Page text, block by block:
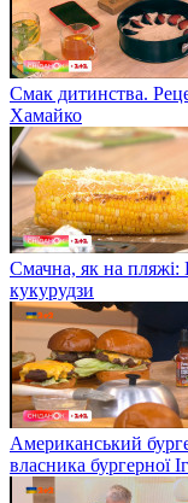
Смак дитинства.
Хамайко
Смачна, як на пляжі:
кукурудзи
Американський
власника бургерної